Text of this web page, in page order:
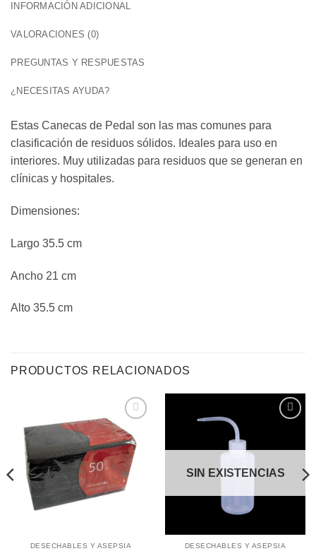
INFORMACIÓN ADICIONAL
VALORACIONES (0)
PREGUNTAS Y RESPUESTAS
¿NECESITAS AYUDA?
Estas Canecas de Pedal son las mas comunes para
clasificación de residuos sólidos. Ideales para uso en
interiores. Muy utilizadas para residuos que se generan en
clínicas y hospitales.
Dimensiones:
Largo 35.5 cm
Ancho 21 cm
Alto 35.5 cm
PRODUCTOS RELACIONADOS
Añadir
a la
lista de
deseos
DESECHABLES Y ASEPSIA
lista de
SIN EXISTENCIAS
DESECHABLES Y ASEPSIA